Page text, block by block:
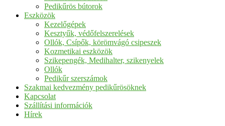
Pedikűrös bútorok
Eszközök
Kezelőgépek
Kesztyűk, védőfelszerelések
Ollók, Csípők, körömvágó csipeszek
Kozmetikai eszközök
Szikepengék, Medihalter, szikenyelek
Ollók
Pedikűr szerszámok
Szakmai kedvezmény pedikűrösöknek
Kapcsolat
Szállítási információk
Hírek